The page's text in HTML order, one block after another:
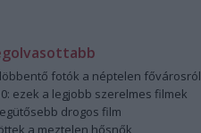
fotók a néptelen fővárosról
ezek a legjobb szerelmes filmek
drogos film
a meztelen hősnők